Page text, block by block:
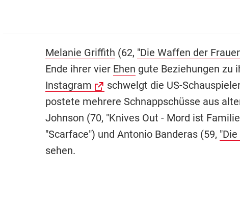
Melanie Griffith (62, "Die Waffen der
Ende ihrer vier Ehen gute Beziehungen zu
Instagram
schwelgt die US-
postete mehrere Schnappschüsse aus
Johnson (70, "Knives Out - Mord ist
"Scarface") und Antonio Banderas (59,
sehen.